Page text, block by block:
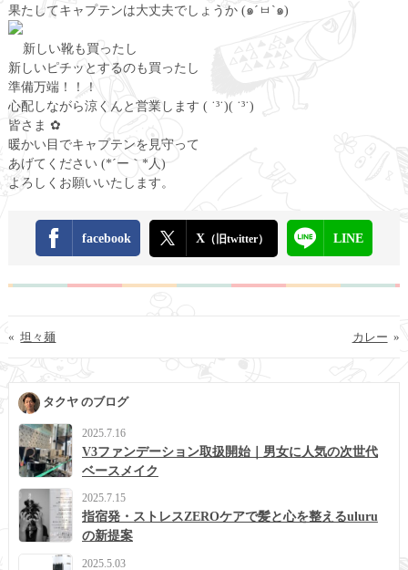
果たしてキャプテンは大丈夫でしょうか (๑´ㅂ`๑)
新しい靴も買ったし
新しいピチッとするのも買ったし
準備万端！！！
心配しながら涼くんと営業します ( ˙³˙)( ˙³˙)
皆さま ✿
暖かい目でキャプテンを見守って
あげてください (*´ー｀*人)
よろしくお願いいたします。
facebook X（旧twitter） LINE
« 坦々麺 »
カレー
タクヤ のブログ
2025.7.16
V3ファンデーション取扱開始｜男女に人気の次世代
ベースメイク
2025.7.15
指宿発・ストレスZEROケアで髪と心を整えるuluru
の新提案
2025.5.03